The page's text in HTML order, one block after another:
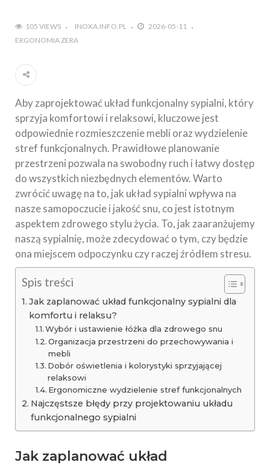
105 VIEWS INOXA.INFO.PL
2026-05-11
ERGONOMIA ZERA
Aby zaprojektować układ funkcjonalny sypialni, który
sprzyja komfortowi i relaksowi, kluczowe jest
odpowiednie rozmieszczenie mebli oraz wydzielenie
stref funkcjonalnych. Prawidłowe planowanie
przestrzeni pozwala na swobodny ruch i łatwy dostęp
do wszystkich niezbędnych elementów. Warto
zwrócić uwagę na to, jak układ sypialni wpływa na
nasze samopoczucie i jakość snu, co jest istotnym
aspektem zdrowego stylu życia. To, jak zaaranżujemy
naszą sypialnię, może zdecydować o tym, czy będzie
ona miejscem odpoczynku czy raczej źródłem stresu.
Spis treści
Jak zaplanować układ funkcjonalny sypialni dla
komfortu i relaksu?
Wybór i ustawienie łóżka dla zdrowego snu
Organizacja przestrzeni do przechowywania i
mebli
Dobór oświetlenia i kolorystyki sprzyjającej
relaksowi
Ergonomiczne wydzielenie stref funkcjonalnych
Najczęstsze błędy przy projektowaniu układu
funkcjonalnego sypialni
Jak zaplanować układ